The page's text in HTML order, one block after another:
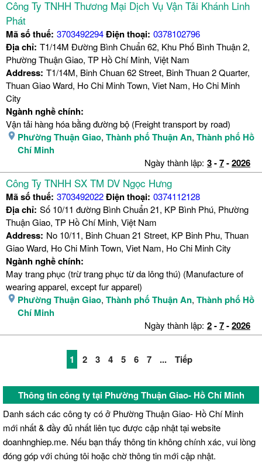
Công Ty TNHH Thương Mại Dịch Vụ Vận Tải Khánh Linh
Phát
Mã số thuế: 3703492294Điện thoại: 0378102796
Địa chỉ: T1/14M Đường Bình Chuẩn 62, Khu Phố Bình Thuận 2,
Phường Thuận Giao, TP Hồ Chí Minh, Việt Nam
Address: T1/14M, Binh Chuan 62 Street, Binh Thuan 2 Quarter,
Thuan Giao Ward, Ho Chi Minh Town, Viet Nam, Ho Chi Minh
City
Ngành nghề chính:
Vận tải hàng hóa bằng đường bộ (Freight transport by road)
Phường Thuận Giao, Thành phố Thuận An, Thành phố Hồ
Chí Minh
Ngày thành lập: 3-7-2026
Công Ty TNHH SX TM DV Ngọc Hưng
Mã số thuế: 3703492022Điện thoại: 0374112128
Địa chỉ: Số 10/11 đường Bình Chuẩn 21, KP Bình Phú, Phường
Thuận Giao, TP Hồ Chí Minh, Việt Nam
Address: No 10/11, Binh Chuan 21 Street, KP Binh Phu, Thuan
Giao Ward, Ho Chi Minh Town, Viet Nam, Ho Chi Minh City
Ngành nghề chính:
May trang phục (trừ trang phục từ da lông thú) (Manufacture of
wearing apparel, except fur apparel)
Phường Thuận Giao, Thành phố Thuận An, Thành phố Hồ
Chí Minh
Ngày thành lập: 2-7-2026
1 2 3 4 5 6 7 ... Tiếp
Thông tin công ty tại Phường Thuận Giao- Hồ Chí Minh
Danh sách các công ty có ở Phường Thuận Giao- Hồ Chí Minh
mới nhất & đầy đủ nhất liên tục được cập nhật tại website
doanhnghiep.me. Nếu bạn thấy thông tin không chính xác, vui lòng
đóng góp với chúng tôi hoặc chờ thông tin mới cập nhật.